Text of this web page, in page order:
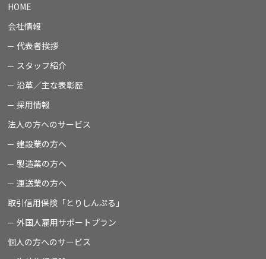
HOME
会社情報
代表者挨拶
スタッフ紹介
沿革／主な表彰歴
採用情報
法人の方へのサービス
建設業の方へ
製造業の方へ
運送業の方へ
取引信用保険「とりしんぷる」
外国人雇用サポートプラン
個人の方へのサービス